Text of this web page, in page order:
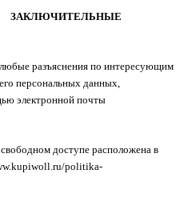
ЗАКЛЮЧИТЕЛЬНЫЕ
разъяснения по интересующим
персональных данных,
электронной почты
доступе расположена в
politika-